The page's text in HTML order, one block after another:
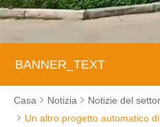
BANNER_TEXT
Casa Notizia
Notizie del
Un altro progetto automatico